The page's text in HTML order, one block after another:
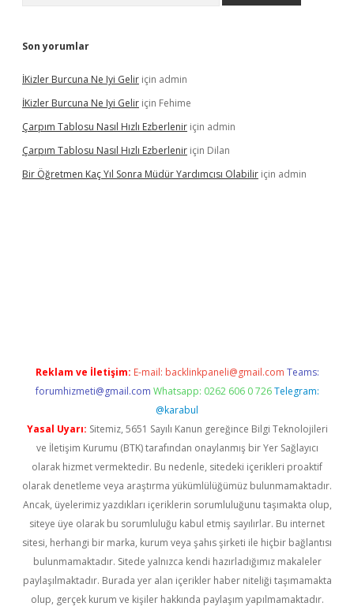
Son yorumlar
İKizler Burcuna Ne Iyi Gelir için admin
İKizler Burcuna Ne Iyi Gelir için Fehime
Çarpım Tablosu Nasıl Hızlı Ezberlenir için admin
Çarpım Tablosu Nasıl Hızlı Ezberlenir için Dilan
Bir Öğretmen Kaç Yıl Sonra Müdür Yardımcısı Olabilir için admin
Reklam ve İletişim: E-mail: backlinkpaneli@gmail.com Teams:
forumhizmeti@gmail.com Whatsapp: 0262 606 0 726 Telegram:
@karabul
Yasal Uyarı: Sitemiz, 5651 Sayılı Kanun gereğince Bilgi Teknolojileri
ve İletişim Kurumu (BTK) tarafından onaylanmış bir Yer Sağlayıcı
olarak hizmet vermektedir. Bu nedenle, sitedeki içerikleri proaktif
olarak denetleme veya araştırma yükümlülüğümüz bulunmamaktadır.
Ancak, üyelerimiz yazdıkları içeriklerin sorumluluğunu taşımakta olup,
siteye üye olarak bu sorumluluğu kabul etmiş sayılırlar. Bu internet
sitesi, herhangi bir marka, kurum veya şahıs şirketi ile hiçbir bağlantısı
bulunmamaktadır. Sitede yalnızca kendi hazırladığımız makaleler
paylaşılmaktadır. Burada yer alan içerikler haber niteliği taşımamakta
olup, gerçek kurum ve kişiler hakkında paylaşım yapılmamaktadır.